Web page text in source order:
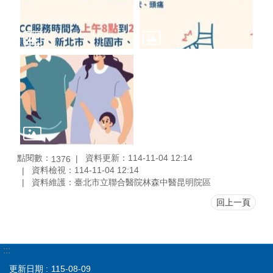
點閱數： 1376
資料更新：114-11-04 12:14
資料檢視：114-11-04 12:14
資料維護：臺北市立聯合醫院林森中醫昆明院區
回上一頁
:::
更新日期 115-08-09